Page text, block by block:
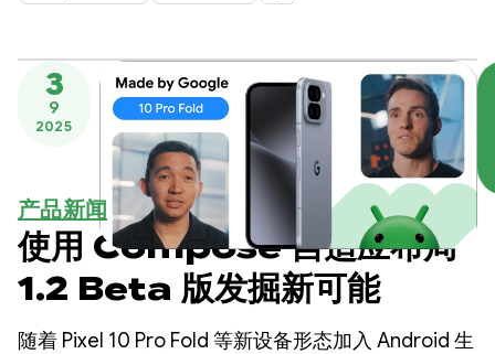
3
9
2025
产品新闻
使用 Compose 自适应布局
1.2 Beta 版发掘新可能
随着 Pixel 10 Pro Fold 等新设备形态加入 Android 生